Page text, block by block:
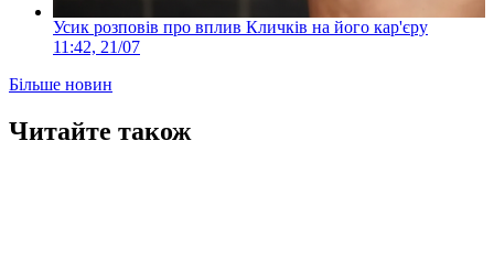
Усик розповів про вплив Кличків на його кар'єру
11:42, 21/07
Більше новин
Читайте також